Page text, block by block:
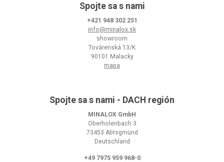
Spojte sa s nami
+421 948 302 251
info@minalox.sk
showroom
Továrenská 13/K
90101 Malacky
mapa
Spojte sa s nami - DACH región
MINALOX GmbH
Oberholenbach 3
73453 Abtsgmünd
Deutschland
+49 7975 959 968-0